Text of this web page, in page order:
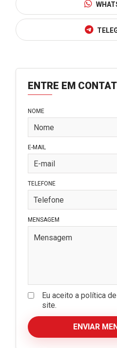
ENTRE EM
NOME
E-MAIL
TELEFONE
MENSAGEM
Eu aceito a política
site.
ENVIAR